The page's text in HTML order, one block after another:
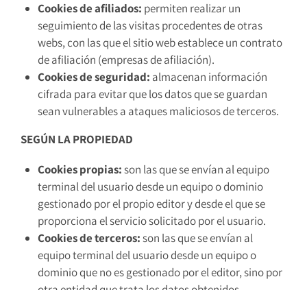
Cookies de afiliados: permiten realizar un
seguimiento de las visitas procedentes de otras
webs, con las que el sitio web establece un contrato
de afiliación (empresas de afiliación).
Cookies de seguridad: almacenan información
cifrada para evitar que los datos que se guardan
sean vulnerables a ataques maliciosos de terceros.
SEGÚN LA PROPIEDAD
Cookies propias:son las que se envían al equipo
terminal del usuario desde un equipo o dominio
gestionado por el propio editor y desde el que se
proporciona el servicio solicitado por el usuario.
Cookies de terceros:son las que se envían al
equipo terminal del usuario desde un equipo o
dominio que no es gestionado por el editor, sino por